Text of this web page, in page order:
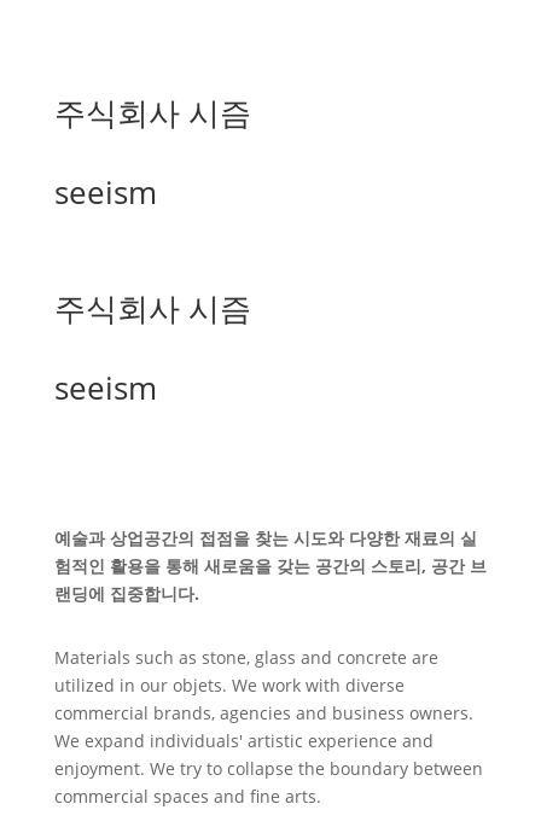
주식회사 시즘
seeism
주식회사 시즘
seeism
예술과 상업공간의 접점을 찾는 시도와 다양한 재료의 실
험적인 활용을 통해 새로움을 갖는 공간의 스토리, 공간 브
랜딩에 집중합니다.
Materials such as stone, glass and concrete are
utilized in our objets. We work with diverse
commercial brands, agencies and business owners.
We expand individuals' artistic experience and
enjoyment. We try to collapse the boundary between
commercial spaces and fine arts.